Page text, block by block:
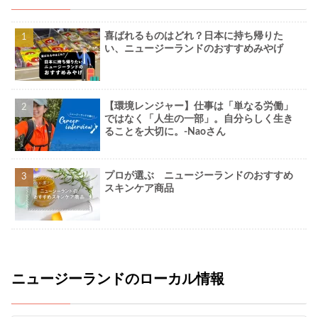
喜ばれるものはどれ？日本に持ち帰りた
い、ニュージーランドのおすすめみやげ
【環境レンジャー】仕事は「単なる労働」
ではなく「人生の一部」。自分らしく生き
ることを大切に。-Naoさん
プロが選ぶ ニュージーランドのおすすめ
スキンケア商品
ニュージーランドのローカル情報